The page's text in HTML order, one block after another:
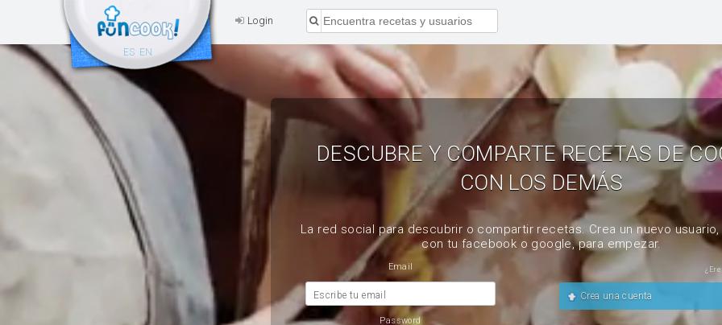
Login
ES EN
DESCUBRE Y COMPARTE RECETAS DE
CON LOS DEMÁS
La red social para descubrir o compartir recetas. Crea un nuevo
con tu facebook o google, para empezar.
Email
Escribe tu email
Password
Crea una cuenta